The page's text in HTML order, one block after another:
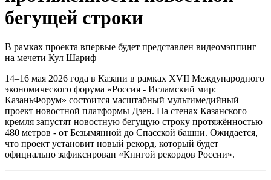
бегущей строки
В рамках проекта впервые будет представлен видеомэппинг
на мечети Кул Шариф
14–16 мая 2026 года в Казани в рамках XVII Международного
экономического форума «Россия - Исламский мир:
КазаньФорум» состоится масштабный мультимедийный
проект новостной платформы Дзен. На стенах Казанского
кремля запустят новостную бегущую строку протяжённостью
480 метров - от Безымянной до Спасской башни. Ожидается,
что проект установит новый рекорд, который будет
официально зафиксирован «Книгой рекордов России».